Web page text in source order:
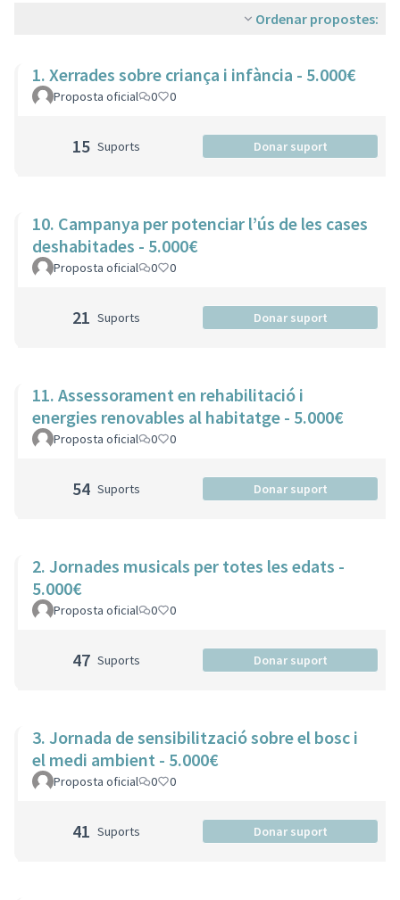
Ordenar propostes:
1. Xerrades sobre criança i infància - 5.000€
Proposta oficial 0 0
15 Suports Donar suport
10. Campanya per potenciar l’ús de les cases
deshabitades - 5.000€
Proposta oficial 0 0
21 Suports Donar suport
11. Assessorament en rehabilitació i
energies renovables al habitatge - 5.000€
Proposta oficial 0 0
54 Suports Donar suport
2. Jornades musicals per totes les edats -
5.000€
Proposta oficial 0 0
47 Suports Donar suport
3. Jornada de sensibilització sobre el bosc i
el medi ambient - 5.000€
Proposta oficial 0 0
41 Suports Donar suport